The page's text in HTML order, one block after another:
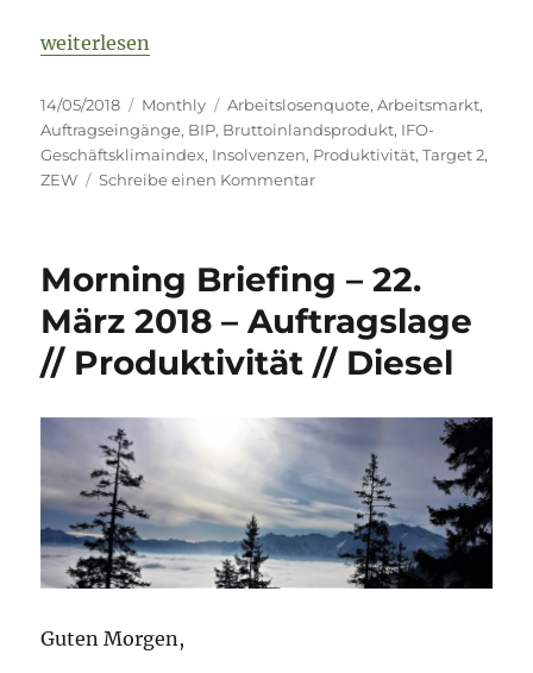
„The German Economy in April 2018 – plateau“
weiterlesen
Veröffentlicht
am
14/05/2018 Kategorien
Monthly Schlagwörter
Arbeitslosenquote,Arbeitsmarkt,
Auftragseingänge, BIP, Bruttoinlandsprodukt, IFO-
Geschäftsklimaindex, Insolvenzen, Produktivität,Target 2,
ZEW
Schreibe einen Kommentarzu
in
April
2018
–
plateau
Morning Briefing – 22.
März 2018 – Auftragslage
// Produktivität // Diesel
Guten Morgen,